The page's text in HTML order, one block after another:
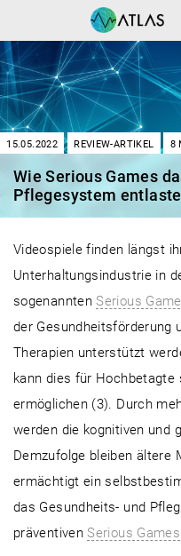
15.05.2022 REVIEW-ARTIKEL 8
Wie Serious Games
Pflegesystem
Videospiele finden längst
Unterhaltungsindustrie in
sogenanntenSerious
der Gesundheitsförderung
Therapien unterstützt
kann dies für Hochbetagte
ermöglichen (3). Durch
werden die kognitiven und
Demzufolge bleiben ältere
ermächtigt ein
das Gesundheits- und
präventivenSerious Games